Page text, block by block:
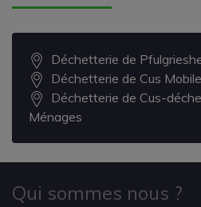
Déchetterie de
Déchetterie de Cus Mobile
Déchetterie de Cus-
Ménages
Qui sommes nous ?